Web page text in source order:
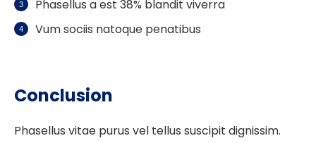
Phasellus a est 38% blandit viverra
Vum sociis natoque penatibus
Conclusion
Phasellus vitae purus vel tellus suscipit dignissim.